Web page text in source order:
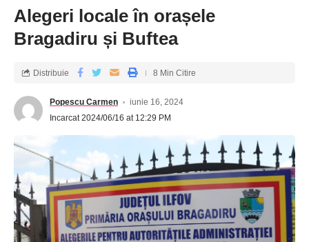
Alegeri locale în orașele
Bragadiru și Buftea
Popescu Carmen
iunie 16, 2024
Incarcat 2024/06/16 at 12:29 PM
Distribuie 8 Min Citire